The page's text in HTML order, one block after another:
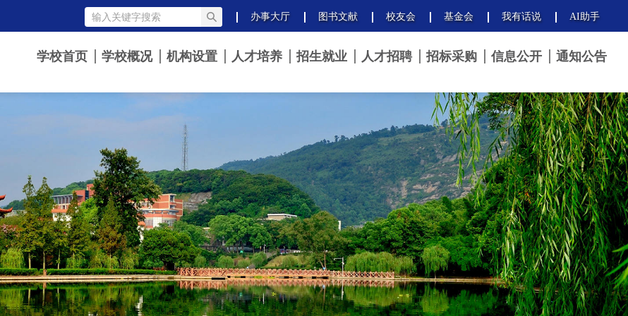
办事大厅 图书文献 校友会 基金会 我有话说 AI助手
学校首页 学校概况 机构设置 人才培养 招生就业 人才招聘 招标采购 信息公开 通知公告